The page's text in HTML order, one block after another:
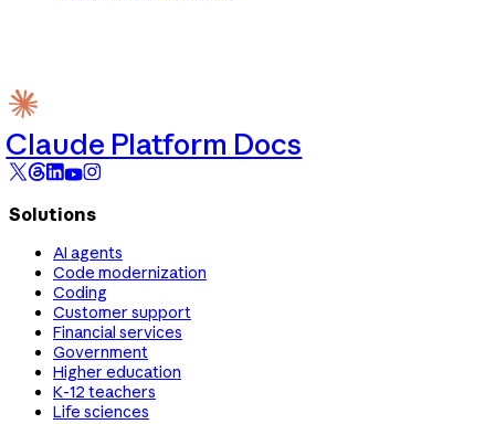
Claude Platform Docs
Solutions
AI agents
Code modernization
Coding
Customer support
Financial services
Government
Higher education
K-12 teachers
Life sciences